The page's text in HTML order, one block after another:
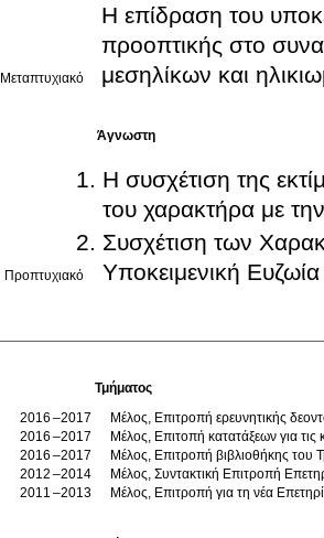
Μεταπτυχιακό
Η επίδραση του
προοπτικής στο
μεσηλίκων και
Άγνωστη
Προπτυχιακό
Η συσχέτιση της
του χαρακτήρα με
Συσχέτιση των
Υποκειμενική
Τμήματος
2016
2017
Μέλος, Επιτροπή ερευνητικής
2016
2017
Μέλος, Επιτοπή κατατάξεων για τις
2016
2017
Μέλος, Επιτροπή βιβλιοθήκης του
2012
2014
Μέλος, Συντακτική Επιτροπή
2011
2013 Μέλος, Επιτροπή για τη νέα